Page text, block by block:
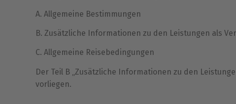
A. Allgemeine Bestimmungen
B. Zusätzliche Informationen zu den Leistungen als
C. Allgemeine Reisebedingungen
Der Teil B „Zusätzliche Informationen zu den
vorliegen.